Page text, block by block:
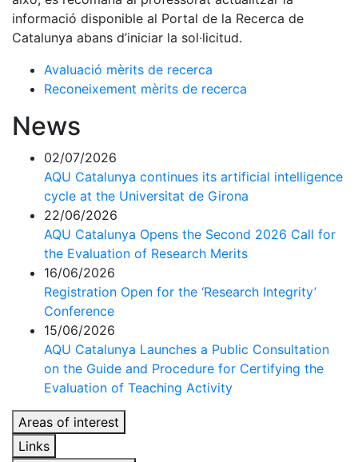
informació disponible al Portal de la Recerca de
Catalunya abans d’iniciar la sol·licitud.
Avaluació mèrits de recerca
Reconeixement mèrits de recerca
News
02/07/2026
AQU Catalunya continues its artificial intelligence
cycle at the Universitat de Girona
22/06/2026
AQU Catalunya Opens the Second 2026 Call for
the Evaluation of Research Merits
16/06/2026
Registration Open for the ‘Research Integrity’
Conference
15/06/2026
AQU Catalunya Launches a Public Consultation
on the Guide and Procedure for Certifying the
Evaluation of Teaching Activity
Areas of interest
Links